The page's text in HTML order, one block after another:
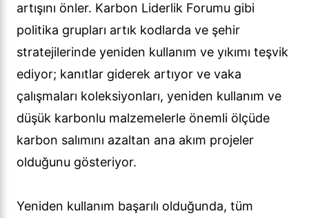
artışını önler. Karbon Liderlik Forumu gibi
politika grupları artık kodlarda ve şehir
stratejilerinde yeniden kullanım ve yıkımı teşvik
ediyor; kanıtlar giderek artıyor ve vaka
çalışmaları koleksiyonları, yeniden kullanım ve
düşük karbonlu malzemelerle önemli ölçüde
karbon salımını azaltan ana akım projeler
olduğunu gösteriyor.
Yeniden kullanım başarılı olduğunda, tüm